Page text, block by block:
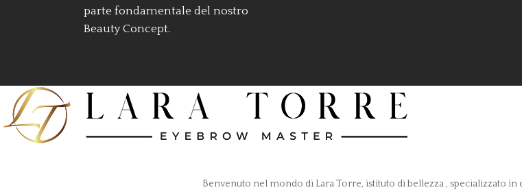
parte fondamentale del nostro
Beauty Concept.
Benvenuto nel mondo di Lara Torre, istituto di bellezza , specializzato